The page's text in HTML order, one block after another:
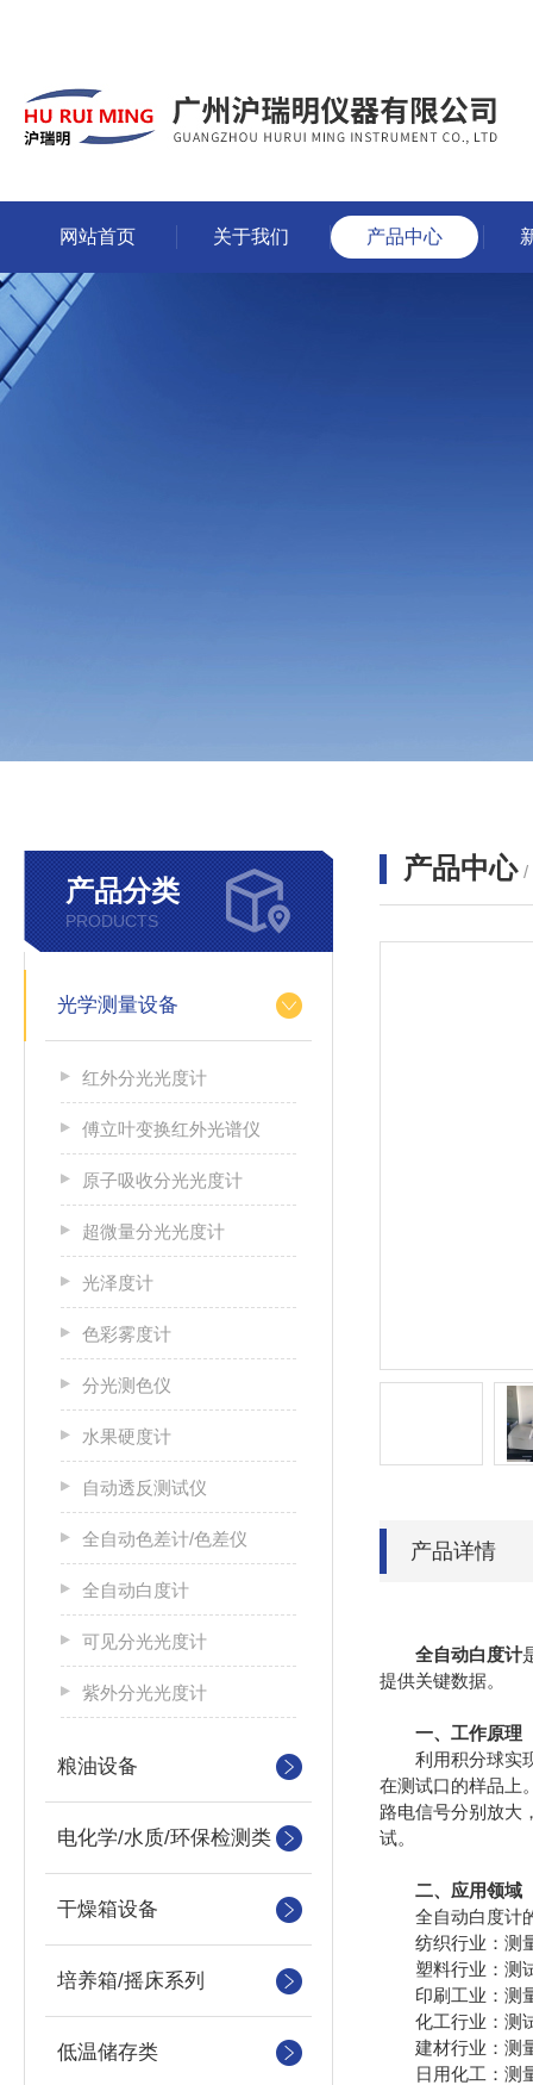
网站首页 关于我们 产品中心
产品分类
PRODUCTS
光学测量设备
红外分光光度计
傅立叶变换红外光谱仪
原子吸收分光光度计
超微量分光光度计
光泽度计
色彩雾度计
分光测色仪
水果硬度计
自动透反测试仪
全自动色差计/色差仪
全自动白度计
可见分光光度计
紫外分光光度计
粮油设备
电化学/水质/环保检测类
干燥箱设备
培养箱/摇床系列
低温储存类
产品中心 /
产品详情
全自动白度计
提供关键数据。
一、工作原理
利用积分球实现
在测试口的样品上
路电信号分别放大
试。
二、应用领域
全自动白度计的
纺织行业：测量
塑料行业：测试
印刷工业：测量
化工行业：测试
建材行业：测量
日用化工：测量